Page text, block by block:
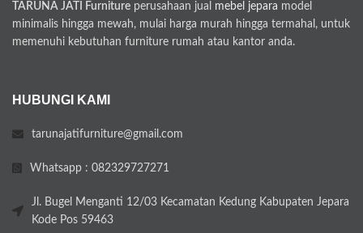
TARUNA JATI Furniture perusahaan jual mebel jepara model
minimalis hingga mewah, mulai harga murah hingga termahal, untuk
memenuhi kebutuhan furniture rumah atau kantor anda.
HUBUNGI KAMI
tarunajatifurniture@gmail.com
Whatsapp : 082329727271
Jl. Bugel Menganti 12/03 Kecamatan Kedung Kabupaten Jepara
Kode Pos 59463